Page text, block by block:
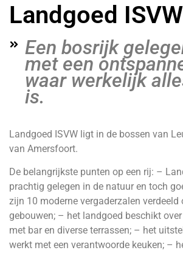
Landgoed ISVW
Een bosrijk
met een
waar werkelijk
is.
Landgoed ISVW ligt in de bossen van
van Amersfoort.
De belangrijkste punten op een rij: –
prachtig gelegen in de natuur en toch
zijn 10 moderne vergaderzalen verdeeld
gebouwen; – het landgoed beschikt
met bar en diverse terrassen; – het
werkt met een verantwoorde keuken; –